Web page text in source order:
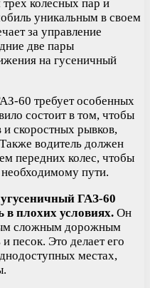
колесных пар и
уникальным в своем
за управление
две пары
на гусеничный
60 требует особенных
состоит в том, чтобы
и скоростных рывков,
водитель должен
передних колес, чтобы
пути.
ГАЗ-60
в плохих условиях. Он
сложным дорожным
песок. Это делает его
местах,